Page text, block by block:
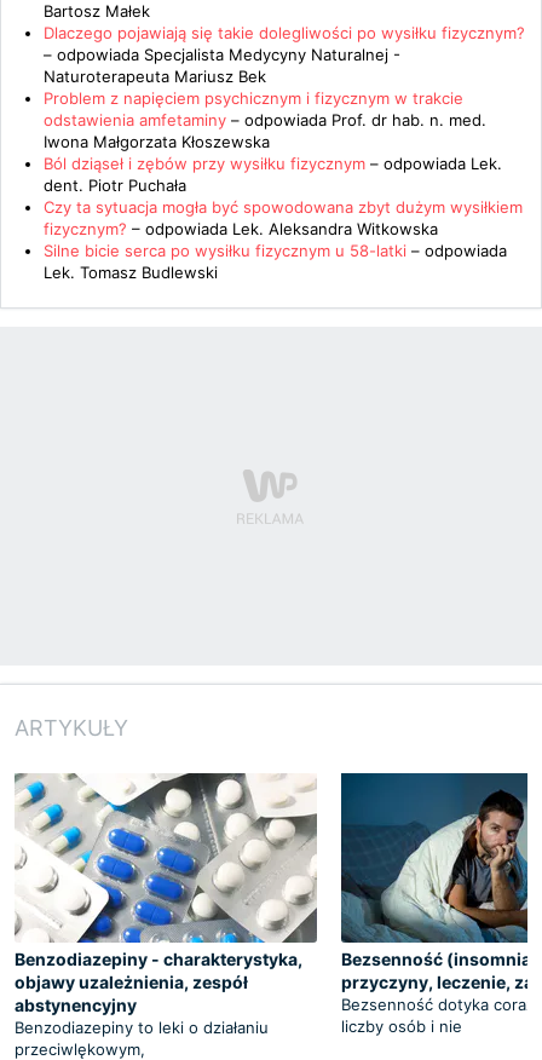
Bartosz Małek
Dlaczego pojawiają się takie dolegliwości po wysiłku fizycznym?
– odpowiada Specjalista Medycyny Naturalnej -
Naturoterapeuta Mariusz Bek
Problem z napięciem psychicznym i fizycznym w trakcie
odstawienia amfetaminy – odpowiada Prof. dr hab. n. med.
Iwona Małgorzata Kłoszewska
Ból dziąseł i zębów przy wysiłku fizycznym – odpowiada Lek.
dent. Piotr Puchała
Czy ta sytuacja mogła być spowodowana zbyt dużym wysiłkiem
fizycznym? – odpowiada Lek. Aleksandra Witkowska
Silne bicie serca po wysiłku fizycznym u 58-latki – odpowiada
Lek. Tomasz Budlewski
ARTYKUŁY
Benzodiazepiny - charakterystyka,
objawy uzależnienia, zespół
abstynencyjny
Benzodiazepiny to leki o działaniu
przeciwlękowym,
Bezsenność
przyczyny, leczenie,
Bezsenność dotyka coraz
liczby osób i nie